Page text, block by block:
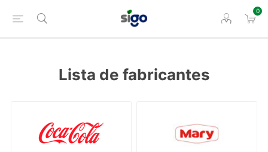
0
Lista de fabricantes